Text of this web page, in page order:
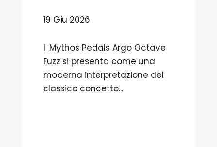
19 Giu 2026
Il Mythos Pedals Argo Octave
Fuzz si presenta come una
moderna interpretazione del
classico concetto...